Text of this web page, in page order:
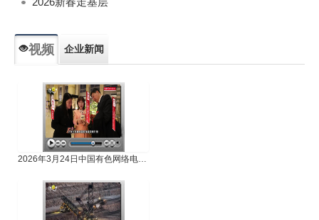
视频 企业新闻
2026年3月24日中国有色网络电视新闻